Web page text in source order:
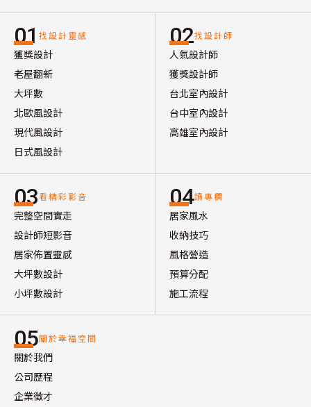
01 找設計靈感
獲獎設計
老屋翻新
大坪數
北歐風設計
現代風設計
日式風設計
02找設計師
人氣設計師
獲獎設計師
台北室內設計
台中室內設計
高雄室內設計
03看精彩影音
完整空間實走
設計師短影音
居家佈置靈感
大坪數設計
小坪數設計
04讀專欄
居家風水
收納技巧
風格營造
預算分配
施工流程
05關於幸福空間
關於我們
公司歷程
企業徵才